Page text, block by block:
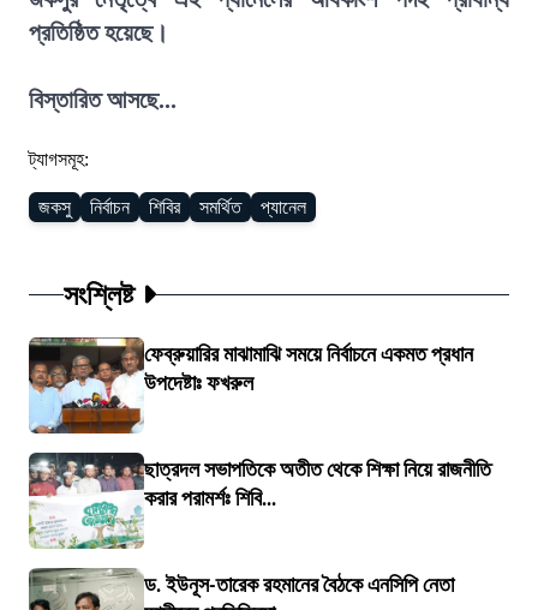
প্রতিষ্ঠিত হয়েছে।
বিস্তারিত আসছে...
ট্যাগসমূহ:
জকসু নির্বাচন শিবির সমর্থিত প্যানেল
সংশ্লিষ্ট
ফেব্রুয়ারির মাঝামাঝি সময়ে নির্বাচনে একমত প্রধান
উপদেষ্টাঃ ফখরুল
ছাত্রদল সভাপতিকে অতীত থেকে শিক্ষা নিয়ে রাজনীতি
করার পরামর্শঃ শিবি...
ড. ইউনূস-তারেক রহমানের বৈঠকে এনসিপি নেতা